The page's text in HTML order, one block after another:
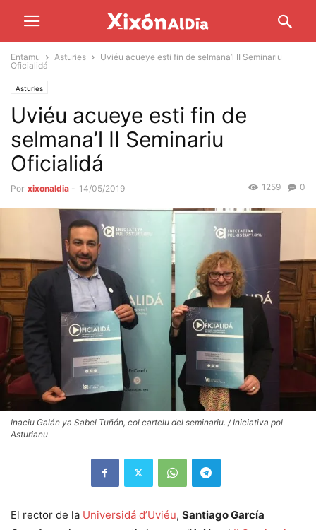
Entamu Asturies
Uviéu acueye esti fin de selmana’l II Seminariu
Oficialidá
Asturies
Uviéu acueye esti fin de
selmana’l II Seminariu
Oficialidá
Por xixonaldia - 14/05/2019 0
1259
Inaciu Galán ya Sabel Tuñón, col cartelu del seminariu. / Iniciativa pol
Asturianu
El rector de la Universidá d’Uviéu, Santiago García